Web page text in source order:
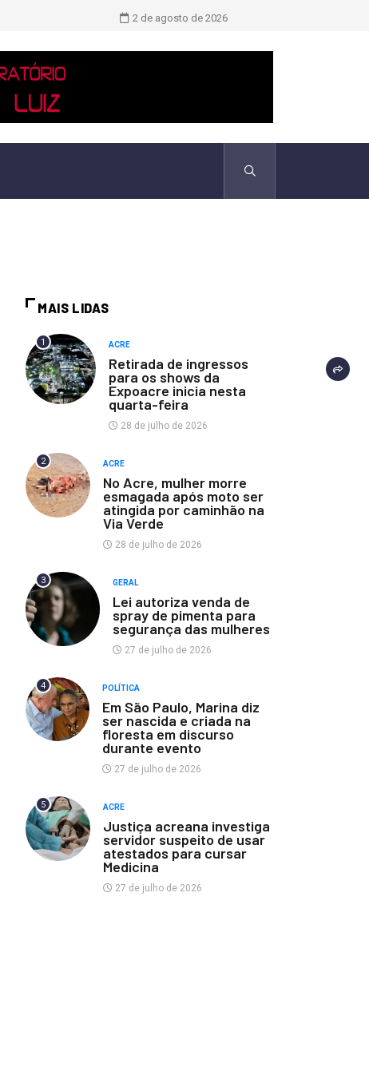
Novo boletim indica El Niño ‘muito
2 de agosto de 2026
MAIS LIDAS
1 ACRE
Retirada de ingressos
para os shows da
Expoacre inicia nesta
quarta-feira
28 de julho de 2026
2 ACRE
No Acre, mulher morre
esmagada após moto ser
atingida por caminhão na
Via Verde
28 de julho de 2026
3 GERAL
Lei autoriza venda de
spray de pimenta para
segurança das mulheres
27 de julho de 2026
4 POLÍTICA
Em São Paulo, Marina diz
ser nascida e criada na
floresta em discurso
durante evento
27 de julho de 2026
5 ACRE
Justiça acreana investiga
servidor suspeito de usar
atestados para cursar
Medicina
27 de julho de 2026